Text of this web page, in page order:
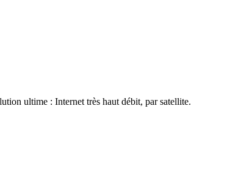
ultime : Internet très haut débit, par satellite.